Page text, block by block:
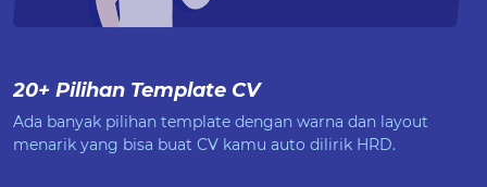
20+ Pilihan Template CV
Ada banyak pilihan template dengan warna dan layout
menarik yang bisa buat CV kamu auto dilirik HRD.